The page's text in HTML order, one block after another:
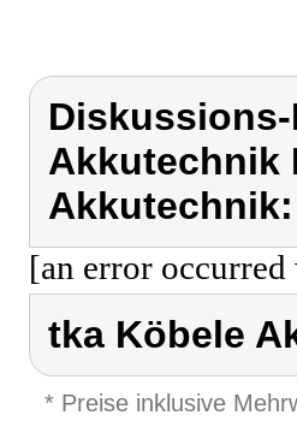
Akkutechnik
Akkutechnik:
[an error
tka Köbele
* Preise inklusive